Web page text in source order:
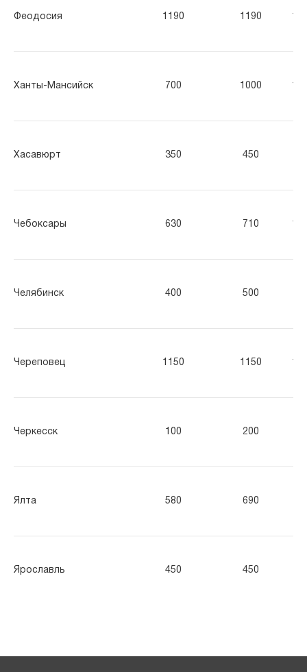
Феодосия 1190 1190
Ханты-Мансийск 700 1000
Хасавюрт 350 450
Чебоксары 630 710
Челябинск 400 500
Череповец 1150 1150
Черкесск 100 200
Ялта 580 690
Ярославль 450 450